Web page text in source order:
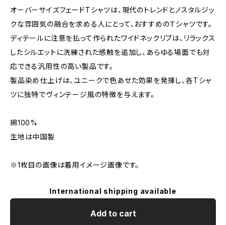
オーバーサイズフェードTシャツは、現代のトレンドとノスタルジッ
クな雰囲気の融合を求める人にとって、おすすめのＴシャツです。
ディテールに注意を払って作られたワイドネックリブは、リラックス
したシルエットに洗練された感触を追加し、あらゆる場面でも対
応できる汎用性の高い製品です。
製品染め仕上げは、ユニークで色あせた効果を発揮し、各Tシャ
ツに独特でヴィンテージ風の特徴を与えます。
綿100%
生地は中国製
※1枚目の画像は着用イメージ画像です。
International shipping available
Add to cart